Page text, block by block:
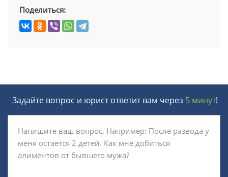
Поделиться:
Задайте вопрос и юрист ответит вам через 5 минут!